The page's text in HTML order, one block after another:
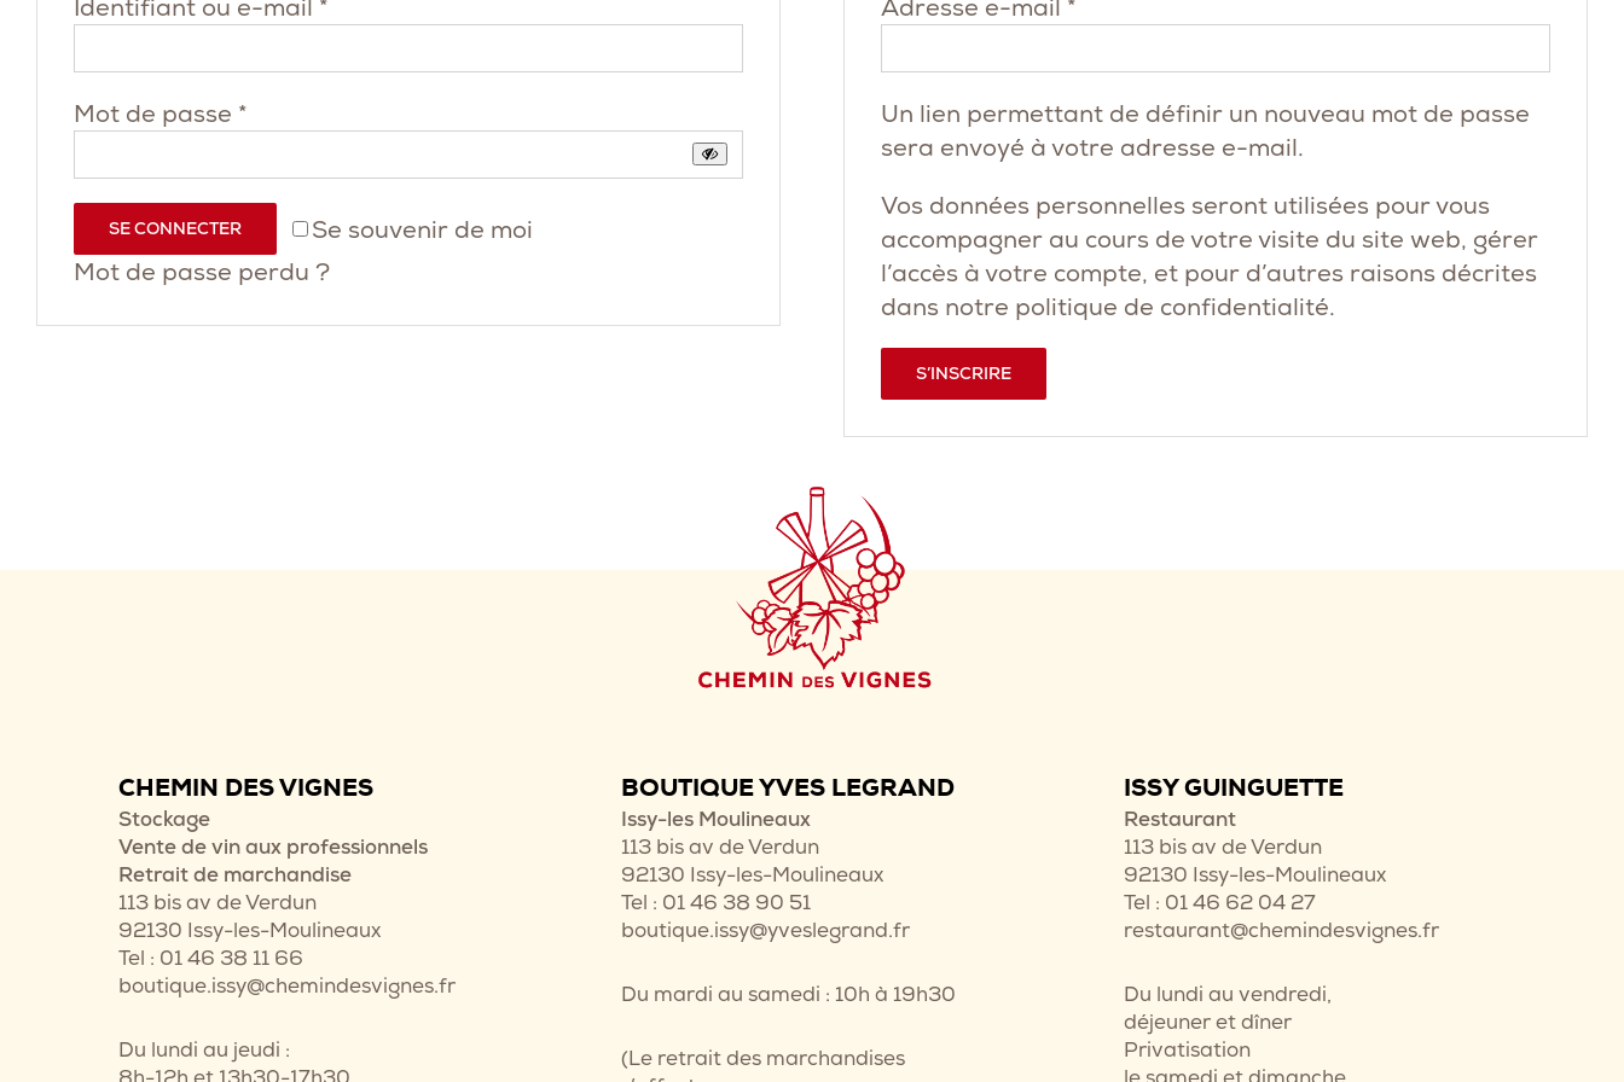
Identifiant ou e-mail *
Mot de passe *
Se souvenir de moi
SE CONNECTER
Mot de passe perdu ?
Adresse e-mail *
Un lien permettant de définir un nouveau mot de passe
sera envoyé à votre adresse e-mail.
Vos données personnelles seront utilisées pour vous
accompagner au cours de votre visite du site web, gérer
l’accès à votre compte, et pour d’autres raisons décrites
dans notre politique de confidentialité.
S’INSCRIRE
CHEMIN DES VIGNES
Stockage
Vente de vin aux professionnels
Retrait de marchandise
113 bis av de Verdun
92130 Issy-les-Moulineaux
Tel : 01 46 38 11 66
boutique.issy@chemindesvignes.fr
Du lundi au jeudi :
BOUTIQUE YVES LEGRAND
Issy-les Moulineaux
113 bis av de Verdun
92130 Issy-les-Moulineaux
Tel : 01 46 38 90 51
boutique.issy@yveslegrand.fr
Du mardi au samedi : 10h à 19h30
(Le retrait des marchandises
ISSY GUINGUETTE
Restaurant
113 bis av de Verdun
92130 Issy-les-Moulineaux
Tel : 01 46 62 04 27
restaurant@chemindesvignes.fr
Du lundi au vendredi,
déjeuner et dîner
Privatisation